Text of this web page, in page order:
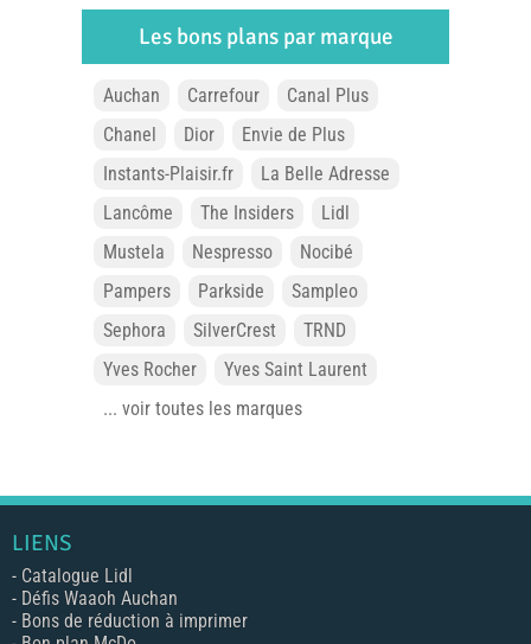
Les bons plans par marque
Auchan Carrefour
Canal Plus
Chanel
Dior
Envie de Plus
Instants-Plaisir.fr
La Belle Adresse
Lancôme
The Insiders
Lidl
Mustela
Nespresso
Nocibé
Pampers
Parkside
Sampleo
Sephora
SilverCrest
TRND
Yves Rocher
Yves Saint Laurent
... voir toutes les marques
LIENS
- Catalogue Lidl
- Défis Waaoh Auchan
- Bons de réduction à imprimer